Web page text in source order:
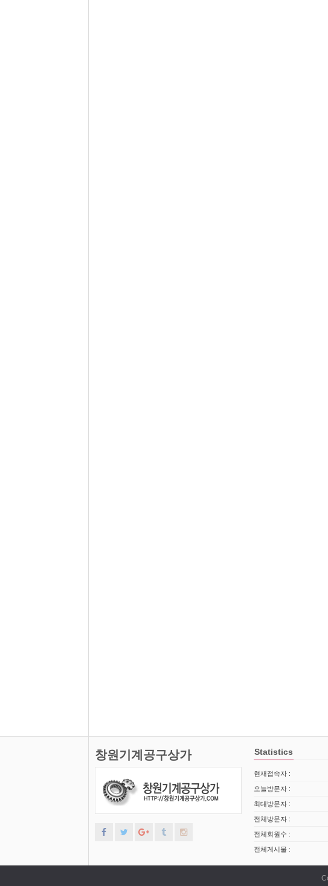
창원기계공구상가 Statistics
현재접속자 :
오늘방문자 :
최대방문자 :
전체방문자 :
전체회원수 :
전체게시물 :